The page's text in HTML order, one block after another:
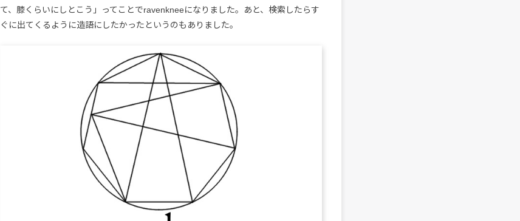
て、膝くらいにしとこう」ってことでravenkneeになりました。あと、検索したらす
ぐに出てくるように造語にしたかったというのもありました。